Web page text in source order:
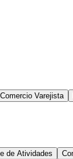
Varejista
de Atividades